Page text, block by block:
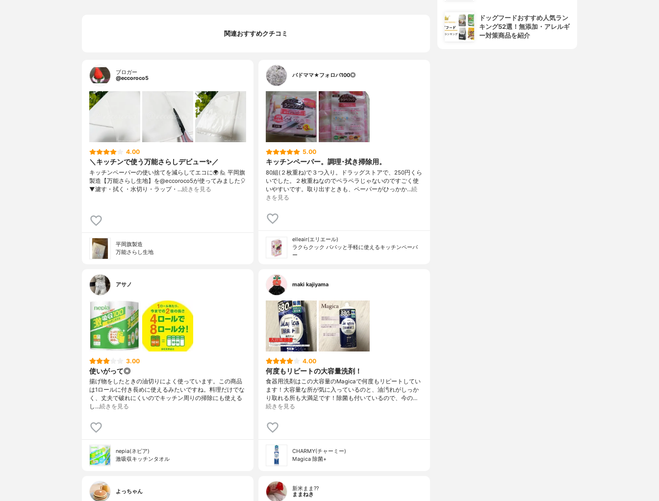
関連おすすめクチコミ
ブロガー
@eccoroco5
4.00
＼キッチンで使う万能さらしデビュー✨／
キッチンペーパーの使い捨てを減らしてエコに🌍⁡⁡ 🙋 平岡旗
製造【万能さらし生地】を@eccoroco5が使ってみました🎈
⁡⁡▼⁡⁡濾す・拭く・水切り・ラップ・…続きを見る
平岡旗製造
万能さらし生地
バドママ★フォロバ100◎
5.00
キッチンペーパー。調理･拭き掃除用。
80組(２枚重ね)で３つ入り。ドラッグストアで、250円くら
いでした。２枚重ねなのでペラペラじゃないのですごく使
いやすいです。取り出すときも、ペーパーがひっかか…続
きを見る
elleair(エリエール)
ラクらクック パパッと手軽に使えるキッチンペーパ
ー
アサノ
3.00
使いがって◎
揚げ物をしたときの油切りによく使っています。この商品
は1ロールに付き長めに使えるみたいですね。料理だけでな
く、丈夫で破れにくいのでキッチン周りの掃除にも使える
し…続きを見る
nepia(ネピア)
激吸収キッチンタオル
maki kajiyama
4.00
何度もリピートの大容量洗剤！
食器用洗剤はこの大容量のMagicaで何度もリピートしてい
ます！大容量な所が気に入っているのと、油汚れがしっか
り取れる所も大満足です！除菌も付いているので、今の…
続きを見る
CHARMY(チャーミー)
Magica 除菌+
よっちゃん
新米まま??
ままねき
ドッグフードおすすめ人気ラン
キング52選！無添加・アレルギ
ー対策商品を紹介